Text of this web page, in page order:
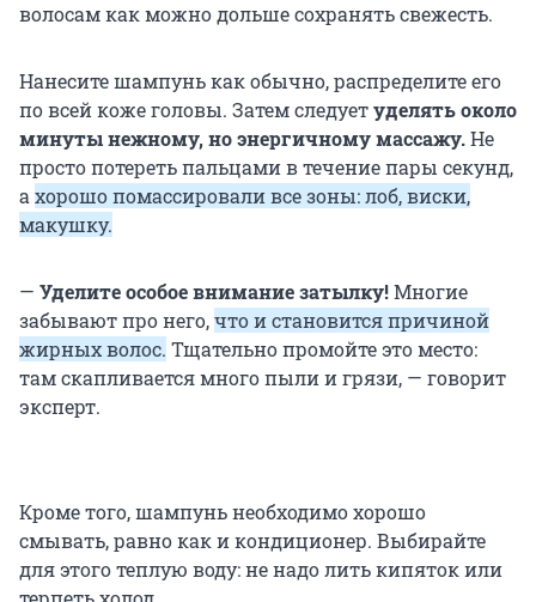
волосам как можно дольше сохранять свежесть.
Нанесите шампунь как обычно, распределите его
по всей коже головы. Затем следуетуделять около
минуты нежному, но энергичному массажу.Не
просто потереть пальцами в течение пары секунд,
ахорошо помассировали все зоны: лоб, виски,
макушку.
— Уделите особое внимание затылку!Многие
забывают про него,что и становится причиной
жирных волос. Тщательно промойте это место:
там скапливается много пыли и грязи, — говорит
эксперт.
Кроме того, шампунь необходимо хорошо
смывать, равно как и кондиционер. Выбирайте
для этого теплую воду: не надо лить кипяток или